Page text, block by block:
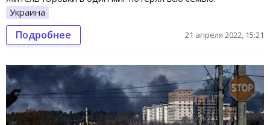
Украина
Подробнее 21 апреля 2022, 15:21